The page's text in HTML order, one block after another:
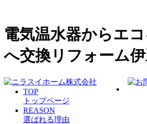
電気温水器からエ
へ交換リフォーム
TOP
トップページ
REASON
選ばれる理由